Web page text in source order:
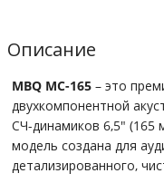
Описание
MBQ MC-165 – это
двухкомпонентной
СЧ-динамиков 6,5" (165
модель создана для
детализированного,